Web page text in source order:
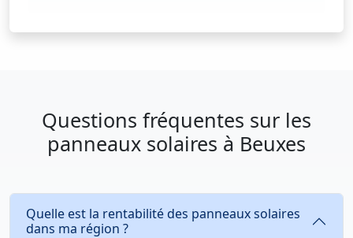
Questions fréquentes sur les
panneaux solaires à Beuxes
Quelle est la rentabilité des panneaux solaires
dans ma région ?